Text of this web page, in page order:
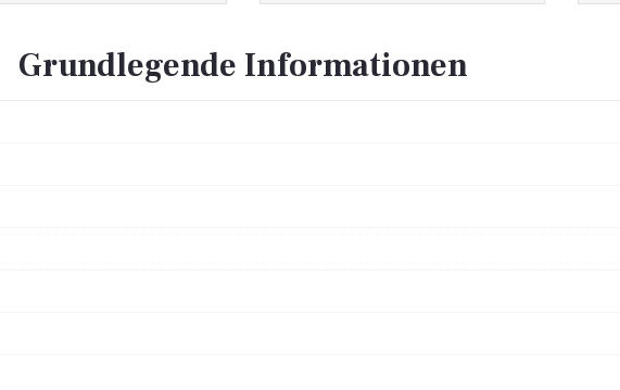
Grundlegende Informationen